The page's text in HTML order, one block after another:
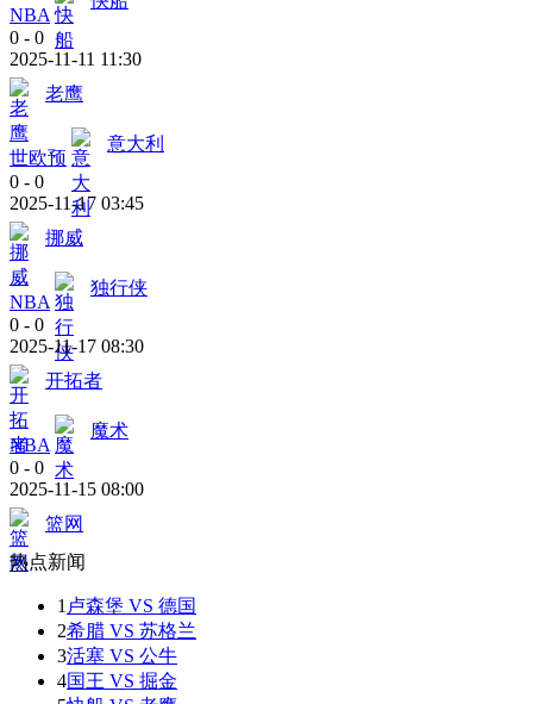
NBA
0 - 0
2025-11-11 11:30
老鹰
世欧预
意大利
0 - 0
2025-11-17 03:45
挪威
NBA
独行侠
0 - 0
2025-11-17 08:30
开拓者
NBA
魔术
0 - 0
2025-11-15 08:00
篮网
热点新闻
1 卢森堡 VS 德国
2希腊 VS 苏格兰
3活塞 VS 公牛
4国王 VS 掘金